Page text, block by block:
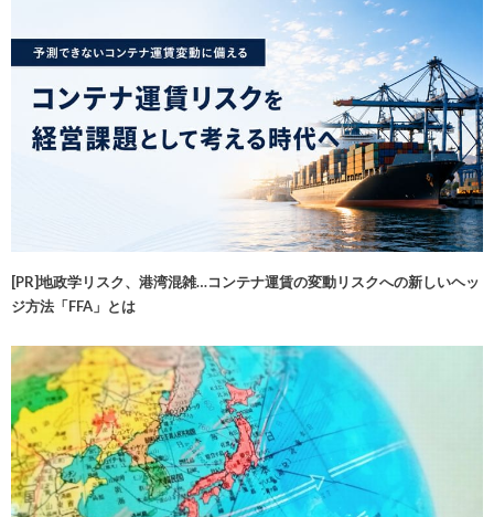
[PR]地政学リスク、港湾混雑…コンテナ運賃の変動リスクへの新しいヘッ
ジ方法「FFA」とは